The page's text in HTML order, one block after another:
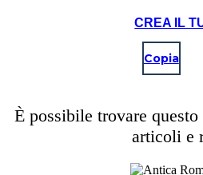
CREA IL
Copia
È possibile trovare
articoli e